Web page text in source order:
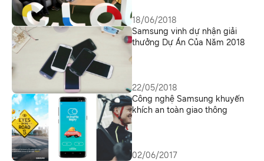
18/06/2018
Samsung vinh dự nhận giải
thưởng Dự Án Của Năm 2018
22/05/2018
Công nghệ Samsung khuyến
khích an toàn giao thông
02/06/2017